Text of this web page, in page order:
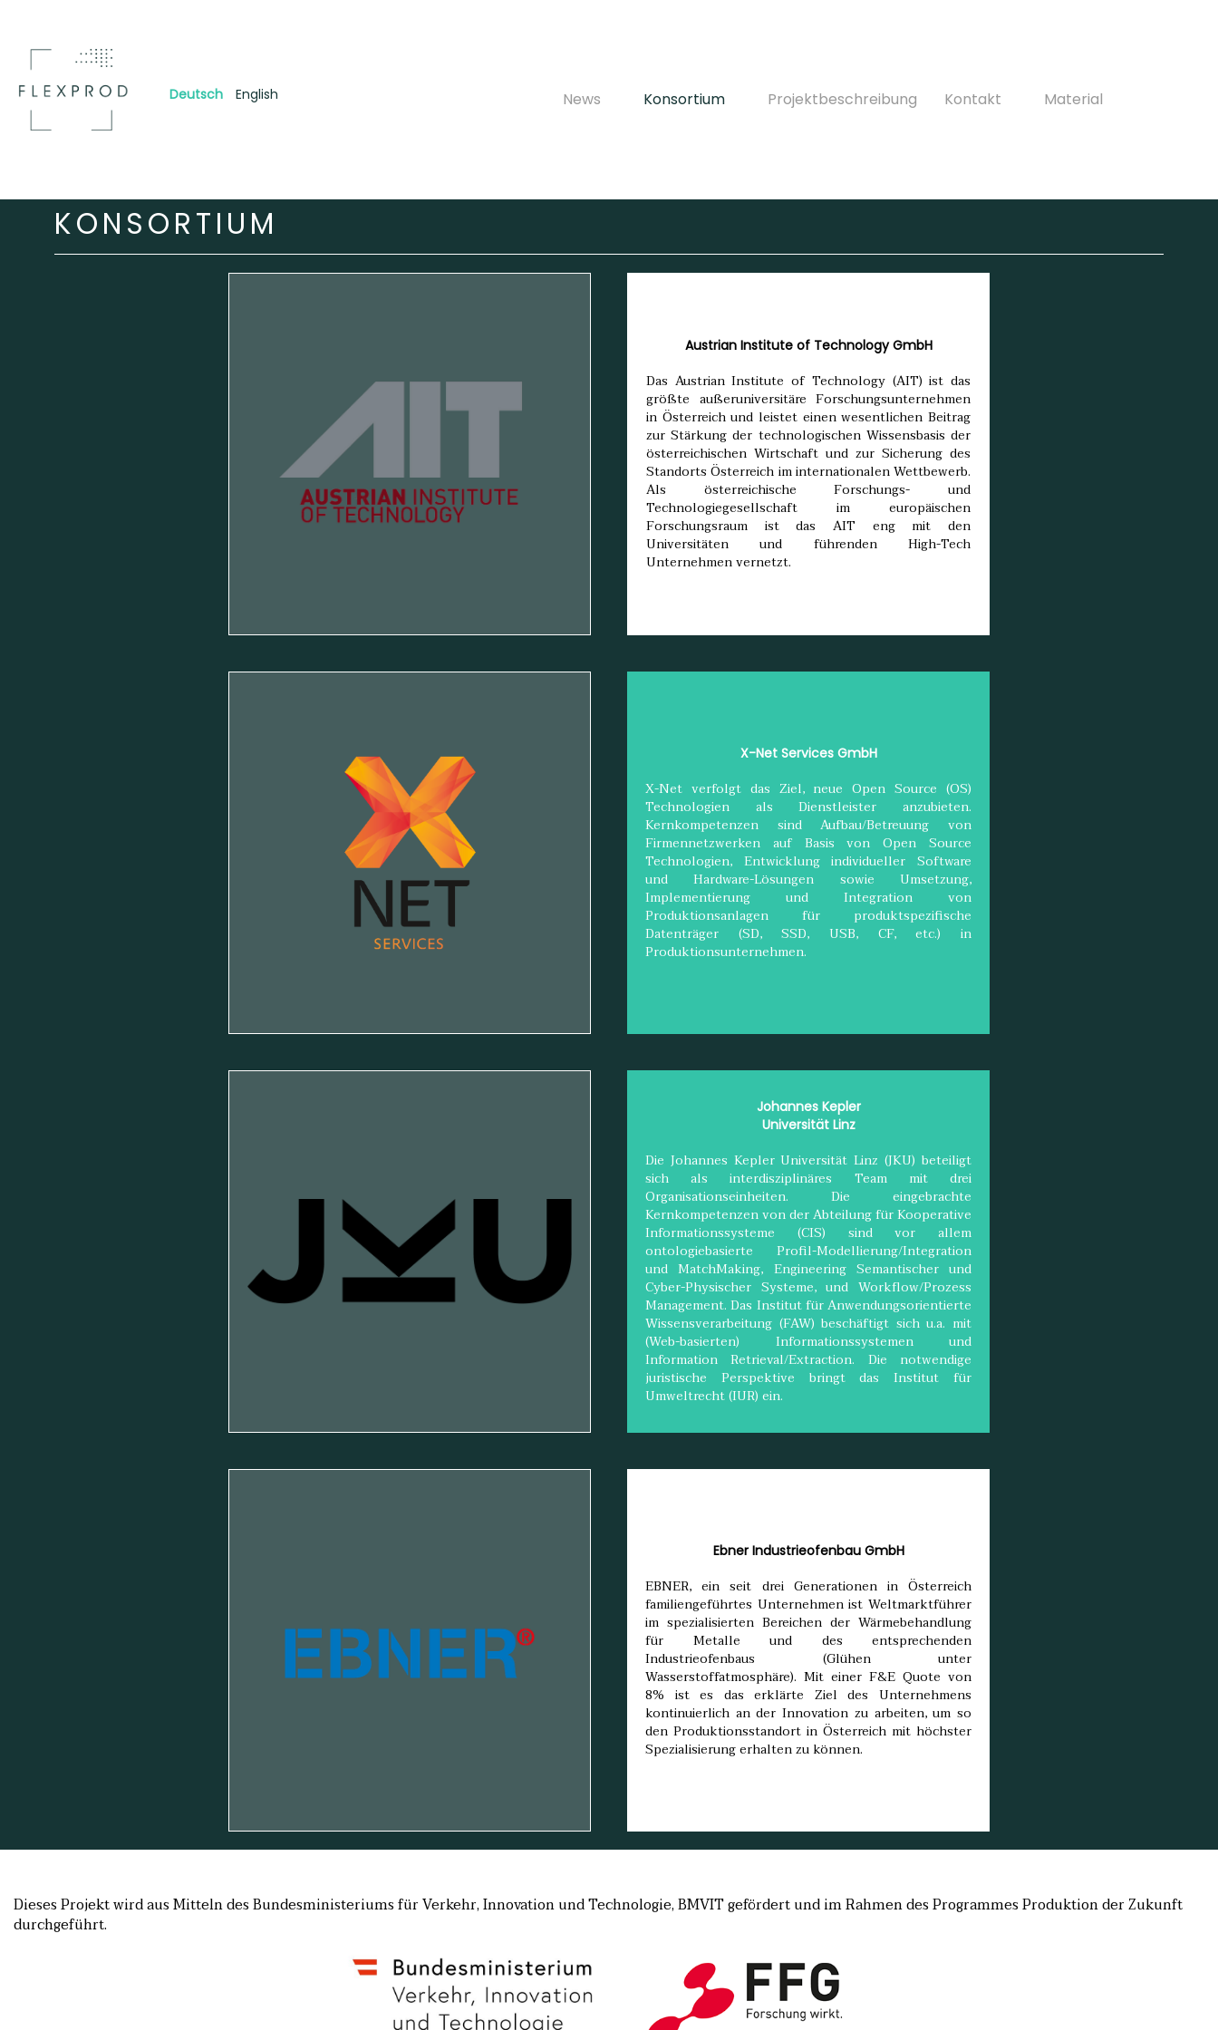
News Konsortium Projektbeschreibung Kontakt Material
Deutsch English
KONSORTIUM
Austrian Institute of Technology GmbH
Das Austrian Institute of Technology (AIT) ist das
größte außeruniversitäre Forschungsunternehmen
in Österreich und leistet einen wesentlichen Beitrag
zur Stärkung der technologischen Wissensbasis der
österreichischen Wirtschaft und zur Sicherung des
Standorts Österreich im internationalen Wettbewerb.
Als österreichische Forschungs- und
Technologiegesellschaft im europäischen
Forschungsraum ist das AIT eng mit den
Universitäten und führenden High-Tech
Unternehmen vernetzt.
X-Net Services GmbH
X-Net verfolgt das Ziel, neue Open Source (OS)
Technologien als Dienstleister anzubieten.
Kernkompetenzen sind Aufbau/Betreuung von
Firmennetzwerken auf Basis von Open Source
Technologien, Entwicklung individueller Software
und Hardware-Lösungen sowie Umsetzung,
Implementierung und Integration von
Produktionsanlagen für produktspezifische
Datenträger (SD, SSD, USB, CF, etc.) in
Produktionsunternehmen.
Johannes Kepler
Universität Linz
Die Johannes Kepler Universität Linz (JKU) beteiligt
sich als interdisziplinäres Team mit drei
Organisationseinheiten. Die eingebrachte
Kernkompetenzen von der Abteilung für Kooperative
Informationssysteme (CIS) sind vor allem
ontologiebasierte Profil-Modellierung/Integration
und MatchMaking, Engineering Semantischer und
Cyber-Physischer Systeme, und Workflow/Prozess
Management. Das Institut für Anwendungsorientierte
Wissensverarbeitung (FAW) beschäftigt sich u.a. mit
(Web-basierten) Informationssystemen und
Information Retrieval/Extraction. Die notwendige
juristische Perspektive bringt das Institut für
Umweltrecht (IUR) ein.
Ebner Industrieofenbau GmbH
EBNER, ein seit drei Generationen in Österreich
familiengeführtes Unternehmen ist Weltmarktführer
im spezialisierten Bereichen der Wärmebehandlung
für Metalle und des entsprechenden
Industrieofenbaus (Glühen unter
Wasserstoffatmosphäre). Mit einer F&E Quote von
8% ist es das erklärte Ziel des Unternehmens
kontinuierlich an der Innovation zu arbeiten, um so
den Produktionsstandort in Österreich mit höchster
Spezialisierung erhalten zu können.
Dieses Projekt wird aus Mitteln des Bundesministeriums für Verkehr, Innovation und Technologie, BMVIT gefördert und im Rahmen des Programmes Produktion der Zukunft
durchgeführt.